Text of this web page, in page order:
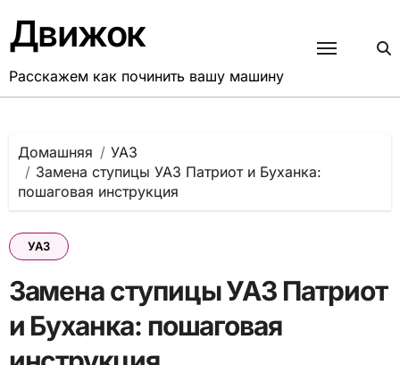
содержанию
Движок
Расскажем как починить вашу машину
Домашняя
УАЗ
Замена ступицы УАЗ Патриот и Буханка:
пошаговая инструкция
УАЗ
Замена ступицы УАЗ Патриот
и Буханка: пошаговая